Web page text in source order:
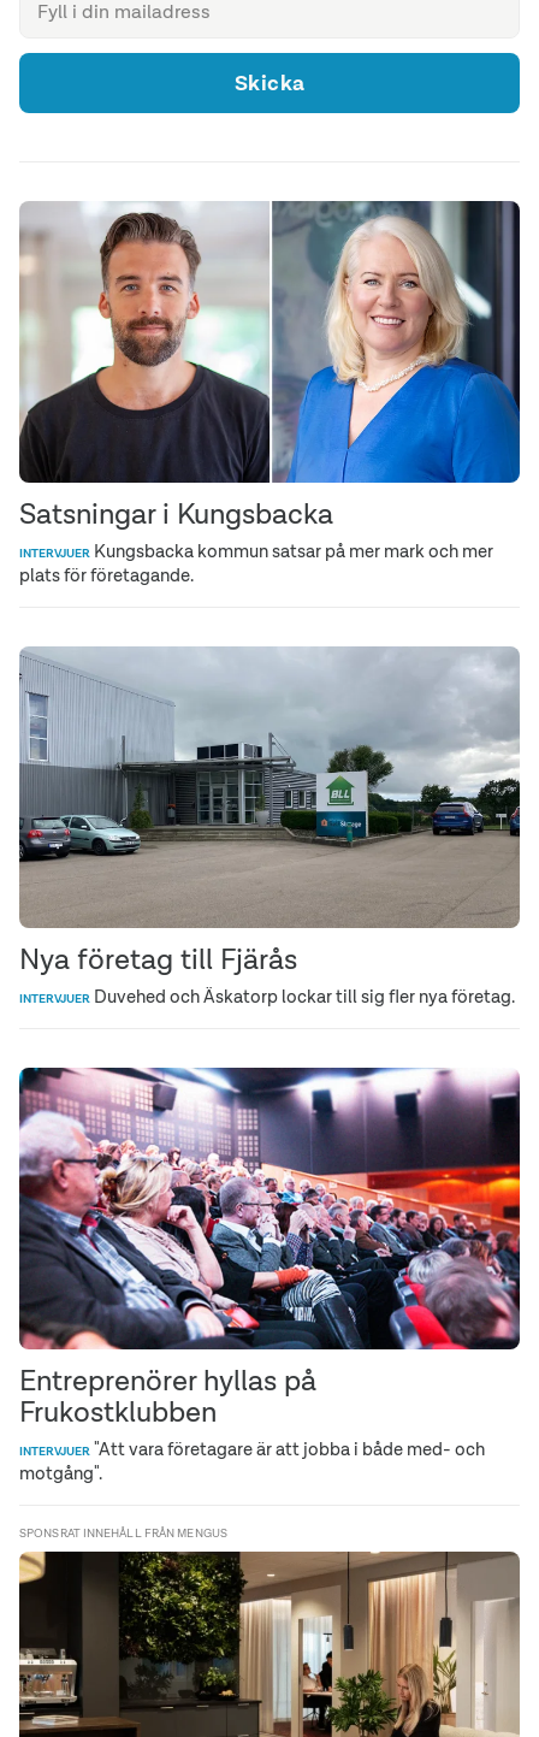
Skicka
Satsningar i Kungsbacka
INTERVJUER Kungsbacka kommun satsar på mer mark och mer
plats för företagande.
Nya företag till Fjärås
INTERVJUER Duvehed och Äskatorp lockar till sig fler nya företag.
Entreprenörer hyllas på
Frukostklubben
INTERVJUER "Att vara företagare är att jobba i både med- och
motgång".
SPONSRAT INNEHÅLL FRÅN MENGUS